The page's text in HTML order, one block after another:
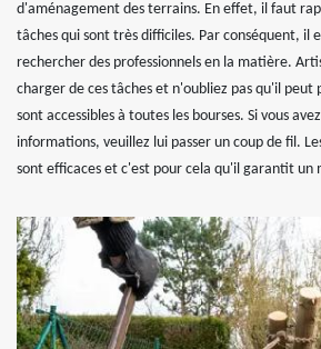
d'aménagement des terrains. En effet, il faut
tâches qui sont très difficiles. Par conséquent, il
rechercher des professionnels en la matière.
charger de ces tâches et n'oubliez pas qu'il peut
sont accessibles à toutes les bourses. Si vous
informations, veuillez lui passer un coup de fil.
sont efficaces et c'est pour cela qu'il garantit un